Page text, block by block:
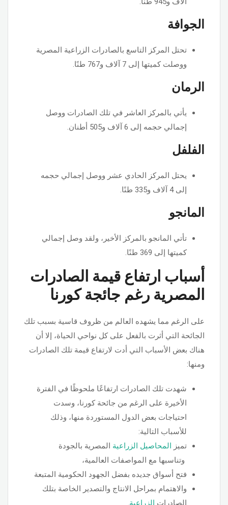
الجوافة
تحتل المركز التاسع بالصادرات الزراعية المصرية
ووصلت كميتها إلى 7 آلاف و767 طنًا.
الرمان
يأتي بالمركز العاشر في تلك الصادرات ووصل
إجمالي حجمه إلى 6 آلاف و505 أطنان.
الفلفل
يحتل المركز الحادي عشر ووصل إجمالي حجمه
إلى 4 آلاف و335 طنًا.
المانجو
تأتي المانجو بالمركز الأخير، ولقد وصل إجمالي
كميتها إلى 369 طنًا.
أسباب ارتفاع قيمة الصادرات
المصرية رغم جائجة كورنا
على الرغم مما يشهده العالم من ظروف قاسية بسبب تلك
الجائحة التي أثرت بالفعل على كل نواحي الحياة، إلا أن
هناك بعض الأسباب التي أدت لارتفاع قيمة تلك الصادرات
ومنها:
شهدت تلك الصادرات ارتفاعًا ملحوظًا في الفترة
الأخيرة على الرغم من جائحة كورنا، وسدت
احتياجات بعض الدول المستوردة منها، وذلك
للأسباب التالية:
تميز المحاصيل الزراعية المصرية بالجودة
وتناسبها مع المواصفات العالمية،
فتح أسواق جديده بفضل الجهود الحكومية المتبعة
والاهتمام بمراحل الانتاج والتصدير الخاصة بتلك
الصادرات الزراعية.